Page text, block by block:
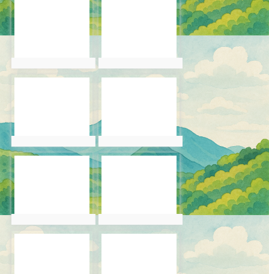
photo-6062
photo:6062
photo-6063
photo:6063
photo:6064
photo-6065
photo:6065
photo-6066
photo:6066
photo-6067
photo:6067